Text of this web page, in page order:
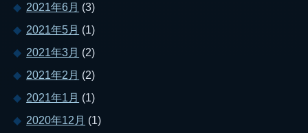
2021年6月 (3)
2021年5月 (1)
2021年3月 (2)
2021年2月 (2)
2021年1月 (1)
2020年12月 (1)